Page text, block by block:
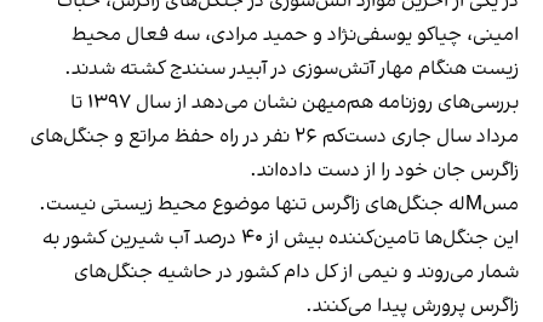
امینی، چیاکو یوسفی‌نژاد و حمید مرادی، سه فعال محیط
زیست هنگام مهار آتش‌سوزی در آبیدر سنندج کشته شدند.
بررسی‌های روزنامه هم‌میهن نشان می‌دهد از سال ۱۳۹۷ تا
مرداد سال جاری دست‌کم ۲۶ نفر در راه حفظ مراتع و جنگل‌های
زاگرس جان خود را از دست داده‌اند.
مسMله جنگل‌های زاگرس تنها موضوع محیط زیستی نیست.
این جنگل‌ها تامین‌کننده بیش از ۴۰ درصد آب شیرین کشور به
شمار می‌روند و نیمی از کل دام کشور در حاشیه جنگل‌های
زاگرس پرورش پیدا می‌کنند.